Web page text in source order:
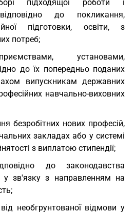
підходящої роботи і
до покликання,
підготовки, освіти, з
потреб;
установами,
до їх попередньо поданих
випускникам державних
навчально-виховних
безробітних нових професій,
закладах або у системі
з виплатою стипендії;
до законодавства
у зв'язку з направленням на
необгрунтованої відмови у